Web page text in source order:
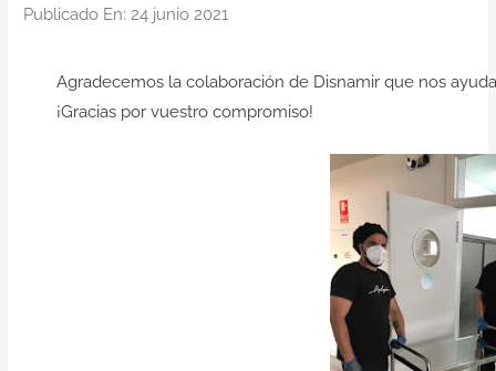
Publicado En: 24 junio 2021
Agradecemos la colaboración de Disnamirque nos
¡Graciaspor vuestro compromiso!